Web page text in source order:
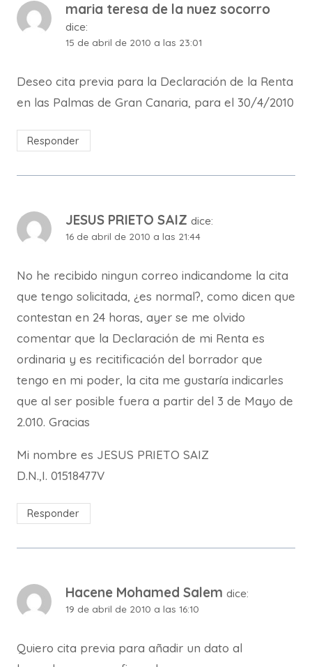
maria teresa de la nuez socorro
dice:
15 de abril de 2010 a las 23:01
Deseo cita previa para la Declaración de la Renta
en las Palmas de Gran Canaria, para el 30/4/2010
Responder
JESUS PRIETO SAIZ dice:
16 de abril de 2010 a las 21:44
No he recibido ningun correo indicandome la cita
que tengo solicitada, ¿es normal?, como dicen que
contestan en 24 horas, ayer se me olvido
comentar que la Declaración de mi Renta es
ordinaria y es recitificación del borrador que
tengo en mi poder, la cita me gustaría indicarles
que al ser posible fuera a partir del 3 de Mayo de
2.010. Gracias
Mi nombre es JESUS PRIETO SAIZ
D.N.,I. 01518477V
Responder
Hacene Mohamed Salem dice:
19 de abril de 2010 a las 16:10
Quiero cita previa para añadir un dato al